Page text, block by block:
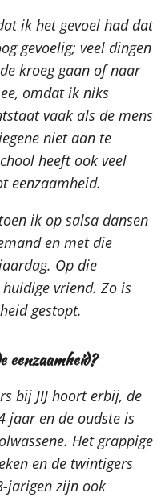
ik het gevoel had dat
gevoelig; veel dingen
kroeg gaan of naar
omdat ik niks
vaak als de mens
niet aan te
heeft ook veel
eenzaamheid.
ik op salsa dansen
en met die
Op die
vriend. Zo is
gestopt.
eenzaamheid?
bij JIJ hoort erbij, de
jaar en de oudste is
Het grappige
en de twintigers
jarigen zijn ook